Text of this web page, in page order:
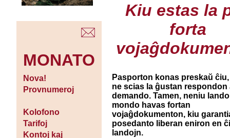
MONATO
Nova!
Provnumeroj
Kolofono
Tarifoj
Kontoj kaj
Kiu estas la
forta
Pasporton konas preskaŭ
ne scias la ĝustan respondon
demando. Tamen, neniu
mondo havas fortan
vojaĝdokumenton, kiu
posedanto liberan eniron en
landojn.